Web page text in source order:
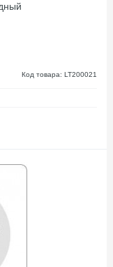
Код товара: LT200021